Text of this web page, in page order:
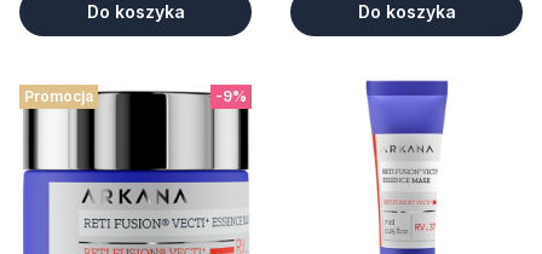
Do koszyka Do koszyka
-9%
Promocja